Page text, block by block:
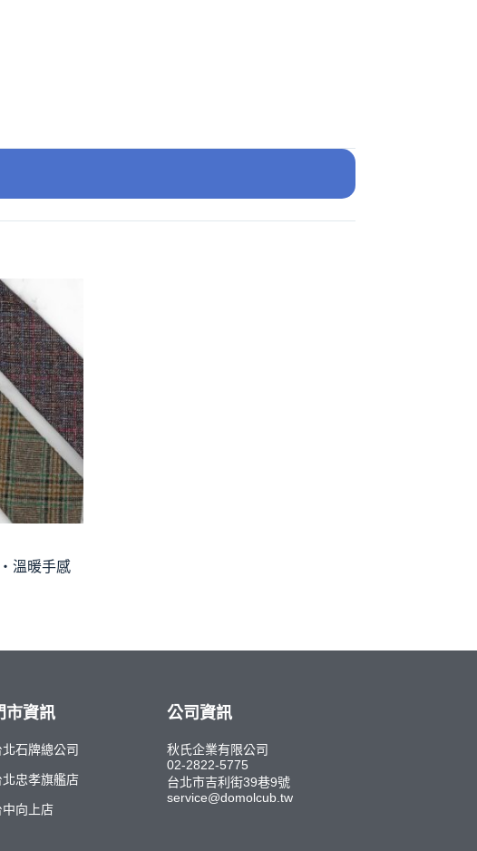
溫暖手感
市資訊
北石牌總公司
北忠孝旗艦店
中向上店
公司資訊
秋氏企業有限公司
02-2822-5775
台北市吉利街39巷9號
service@domolcub.tw